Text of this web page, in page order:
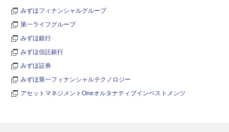
みずほフィナンシャルグループ
第一ライフグループ
みずほ銀行
みずほ信託銀行
みずほ証券
みずほ第一フィナンシャルテクノロジー
アセットマネジメントOneオルタナティブインベストメンツ